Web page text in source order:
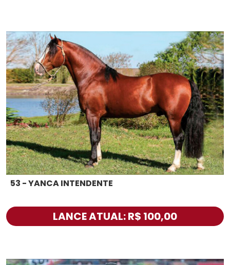
53 - YANCA INTENDENTE
LANCE ATUAL: R$ 100,00